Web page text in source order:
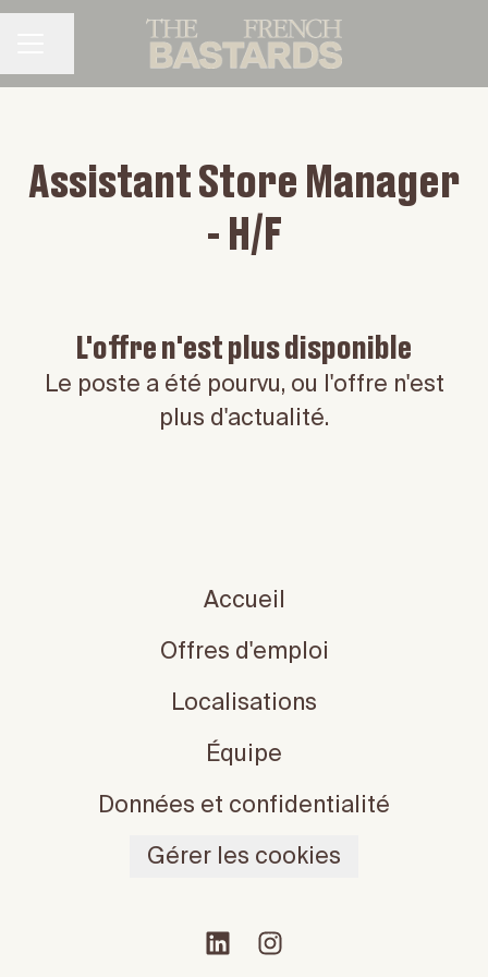
Partager la page
Assistant Store Manager
- H/F
L'offre n'est plus disponible
Le poste a été pourvu, ou l'offre n'est
plus d'actualité.
Accueil
Offres d'emploi
Localisations
Équipe
Données et confidentialité
Gérer les cookies